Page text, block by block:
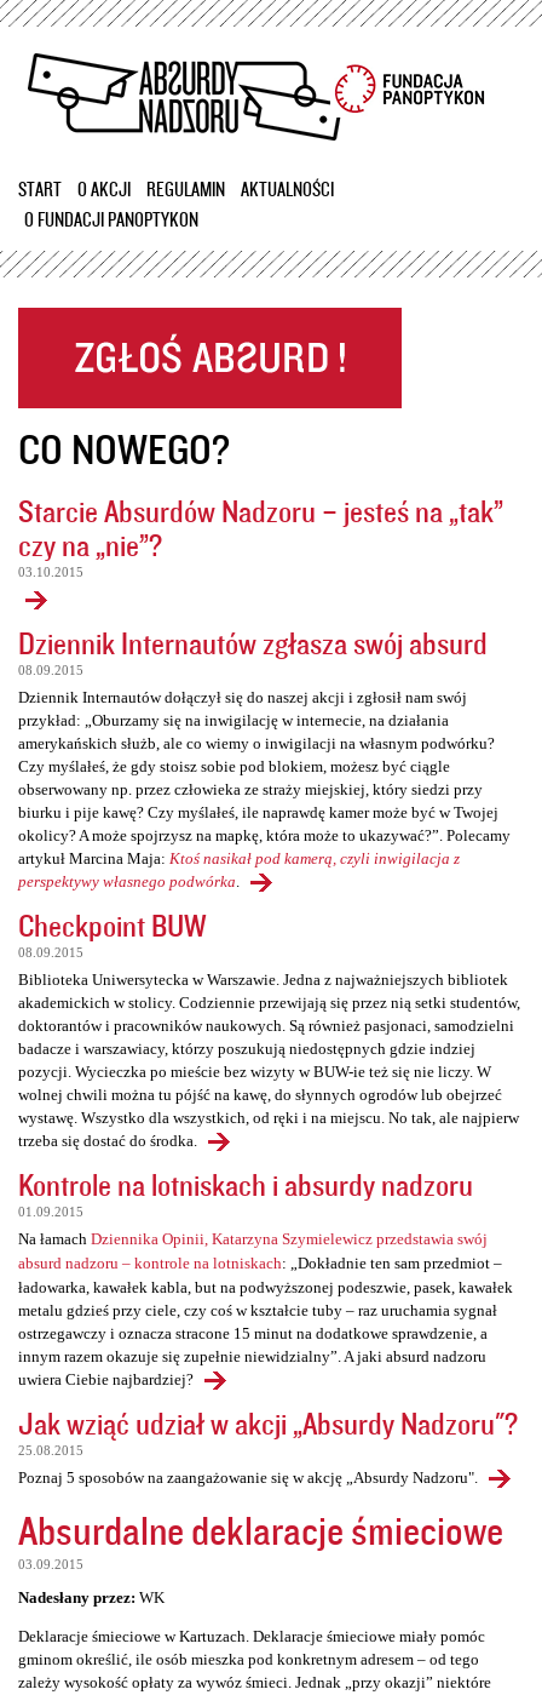
Przejdź
treści
START O AKCJI REGULAMIN
AKTUALNOŚCI
O FUNDACJI PANOPTYKON
CO NOWEGO?
Starcie Absurdów Nadzoru – jesteś na „tak”
czy na „nie”?
03.10.2015
Dziennik Internautów zgłasza swój absurd
08.09.2015
Dziennik Internautów dołączył się do naszej akcji i zgłosił nam swój
przykład: „Oburzamy się na inwigilację w internecie, na działania
amerykańskich służb, ale co wiemy o inwigilacji na własnym podwórku?
Czy myślałeś, że gdy stoisz sobie pod blokiem, możesz być ciągle
obserwowany np. przez człowieka ze straży miejskiej, który siedzi przy
biurku i pije kawę? Czy myślałeś, ile naprawdę kamer może być w Twojej
okolicy? A może spojrzysz na mapkę, która może to ukazywać?”. Polecamy
artykuł Marcina Maja: Ktoś nasikał pod kamerą, czyli inwigilacja z
perspektywy własnego podwórka
Checkpoint BUW
08.09.2015
Biblioteka Uniwersytecka w Warszawie. Jedna z najważniejszych bibliotek
akademickich w stolicy. Codziennie przewijają się przez nią setki studentów,
doktorantów i pracowników naukowych. Są również pasjonaci, samodzielni
badacze i warszawiacy, którzy poszukują niedostępnych gdzie indziej
pozycji. Wycieczka po mieście bez wizyty w BUW-ie też się nie liczy. W
wolnej chwili można tu pójść na kawę, do słynnych ogrodów lub obejrzeć
wystawę. Wszystko dla wszystkich, od ręki i na miejscu. No tak, ale najpierw
trzeba się dostać do środka.
Kontrole na lotniskach i absurdy nadzoru
01.09.2015
Na łamach Dziennika Opinii, Katarzyna Szymielewicz przedstawia swój
absurd nadzoru – kontrole na lotniskach: „Dokładnie ten sam przedmiot –
ładowarka, kawałek kabla, but na podwyższonej podeszwie, pasek, kawałek
metalu gdzieś przy ciele, czy coś w kształcie tuby – raz uruchamia sygnał
ostrzegawczy i oznacza stracone 15 minut na dodatkowe sprawdzenie, a
innym razem okazuje się zupełnie niewidzialny”. A jaki absurd nadzoru
uwiera Ciebie najbardziej?
Jak wziąć udział w akcji „Absurdy Nadzoru"?
25.08.2015
Poznaj 5 sposobów na zaangażowanie się w akcję „Absurdy Nadzoru".
Absurdalne deklaracje śmieciowe
03.09.2015
Nadesłany przez: WK
Deklaracje śmieciowe w Kartuzach. Deklaracje śmieciowe miały pomóc
gminom określić, ile osób mieszka pod konkretnym adresem – od tego
zależy wysokość opłaty za wywóz śmieci. Jednak „przy okazji” niektóre